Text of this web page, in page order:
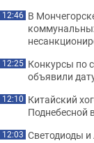
12:46 В
12:25 Конкурсы по
объявили
12:10 Китайский
Поднебесной
12:03 Светодиоды и